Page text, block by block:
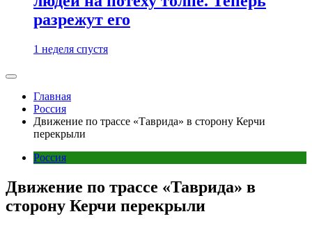
разрежут его
1 неделя спустя
Главная
Россия
Движение по трассе «Таврида» в сторону Керчи
перекрыли
Россия
Движение по трассе «Таврида» в
сторону Керчи перекрыли